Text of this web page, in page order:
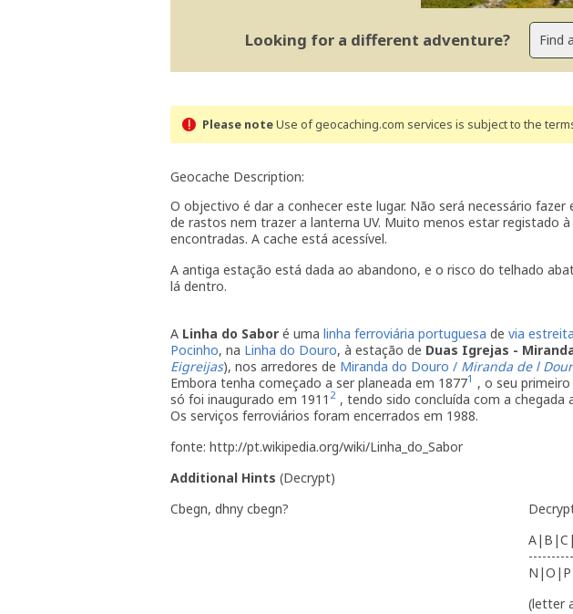
Looking for a different adventure?
Please noteUse of geocaching.com services is subject to the
Geocache Description:
O objectivo é dar a conhecer este lugar. Não será necessário
de rastos nem trazer a lanterna UV. Muito menos estar registado
encontradas. A cache está acessível.
A antiga estação está dada ao abandono, e o risco do telhado
lá dentro.
A Linha do Sabor é uma linha ferroviária portuguesa de via estreita
Pocinho, na Linha do Douro, à estação de Duas Igrejas -
Eigreijas), nos arredores de Miranda do Douro / Miranda de l
Embora tenha começado a ser planeada em 18771 , o seu
só foi inaugurado em 1911 2 , tendo sido concluída com a chegada
Os serviços ferroviários foram encerrados em 1988.
fonte: http://pt.wikipedia.org/wiki/Linha_do_Sabor
Additional Hints (Decrypt)
Cbegn, dhny cbegn?
(letter